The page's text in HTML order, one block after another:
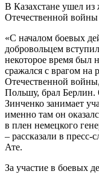
В Казахстане ушел
Отечественной
«С началом боевых
добровольцем
некоторое время был
сражался с врагом на
Отечественной
Польшу, брал
Зинченко занимает
именно там он
в плен немецкого
– рассказали в
Ате.
За участие в боевых